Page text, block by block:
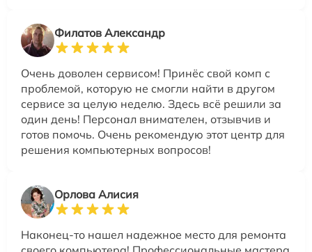
Филатов Александр
Очень доволен сервисом! Принёс свой комп с
проблемой, которую не смогли найти в другом
сервисе за целую неделю. Здесь всё решили за
один день! Персонал внимателен, отзывчив и
готов помочь. Очень рекомендую этот центр для
решения компьютерных вопросов!
Орлова Алисия
Наконец-то нашел надежное место для ремонта